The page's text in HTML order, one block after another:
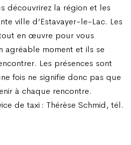
découvrirez la région et les
ville d’Estavayer-le-Lac. Les
en œuvre pour vous
agréable moment et ils se
Les présences sont
fois ne signifie donc pas que
à chaque rencontre.
de taxi : Thérèse Schmid, tél.